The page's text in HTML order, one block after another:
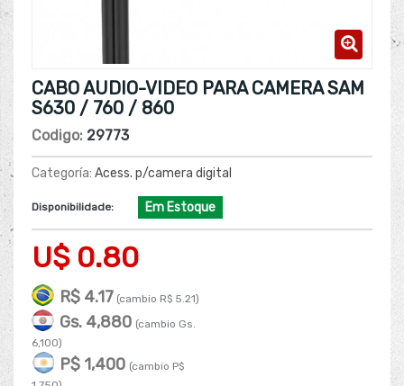
CABO AUDIO-VIDEO PARA CAMERA SAM
S630 / 760 / 860
Codigo: 29773
Categoría: Acess. p/camera digital
Disponibilidade: Em Estoque
U$ 0.80
R$ 4.17 (cambio R$ 5.21)
Gs. 4,880 (cambio Gs.
6,100)
P$ 1,400 (cambio P$